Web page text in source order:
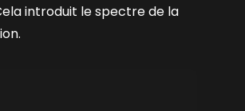
introduit le spectre de la